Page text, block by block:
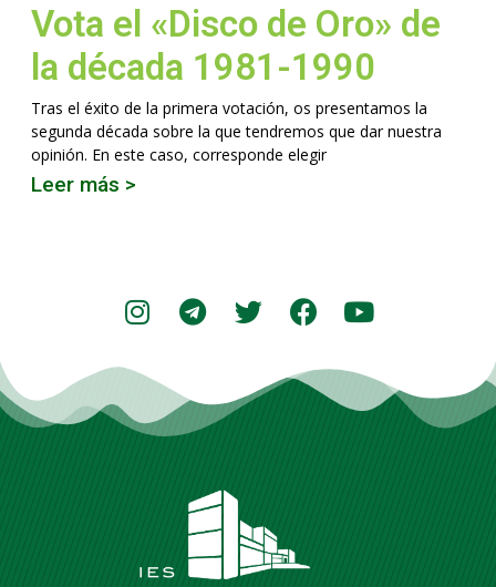
Vota el «Disco de Oro» de
la década 1981-1990
Tras el éxito de la primera votación, os presentamos la
segunda década sobre la que tendremos que dar nuestra
opinión. En este caso, corresponde elegir
Leer más >